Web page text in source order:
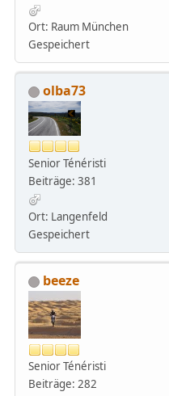
Ort: Raum München
Gespeichert
olba73
Senior Ténéristi
Beiträge: 381
Ort: Langenfeld
Gespeichert
beeze
Senior Ténéristi
Beiträge: 282